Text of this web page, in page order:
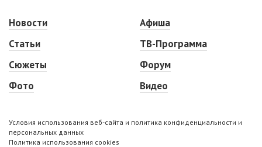
Новости
Статьи
Сюжеты
Фото
Афиша
ТВ-Программа
Форум
Видео
Условия использования веб-сайта и политика конфиденциальности и
персональных данных
Политика использования cookies